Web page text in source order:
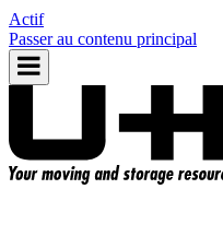
Actif
Passer au contenu principal